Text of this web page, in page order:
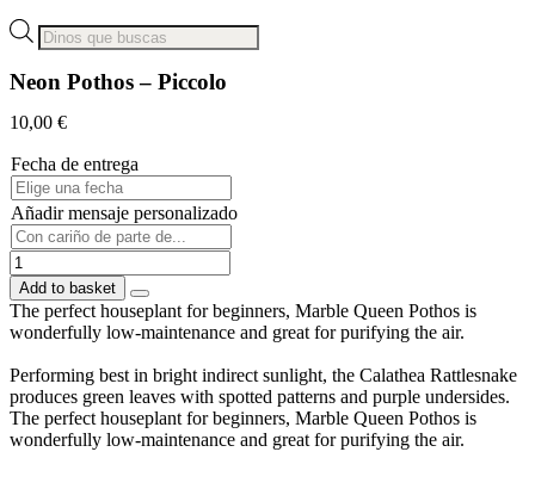
Products
search
Neon Pothos – Piccolo
10,00 €
Fecha de entrega
Añadir mensaje personalizado
Neon
Pothos
-
Piccolo
quantity
Add to basket
The perfect houseplant for beginners, Marble Queen Pothos is
wonderfully low-maintenance and great for purifying the air.
Performing best in bright indirect sunlight, the Calathea Rattlesnake
produces green leaves with spotted patterns and purple undersides.
The perfect houseplant for beginners, Marble Queen Pothos is
wonderfully low-maintenance and great for purifying the air.